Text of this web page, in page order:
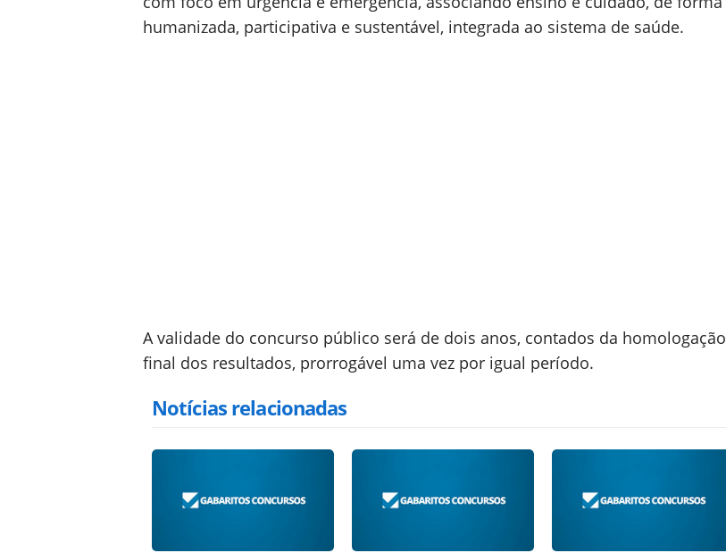
humanizada, participativa e sustentável, integrada ao sistema de saúde.
A validade do concurso público será de dois anos, contados da homologação
final dos resultados, prorrogável uma vez por igual período.
Notícias relacionadas